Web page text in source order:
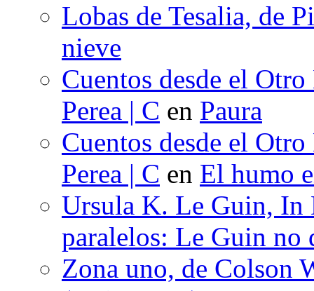
Lobas de Tesalia, de
nieve
Cuentos desde el
Perea | C en Paura
Cuentos desde el
Perea | C en El humo
Ursula K. Le Guin, In
paralelos: Le Guin no
Zona uno, de Colson